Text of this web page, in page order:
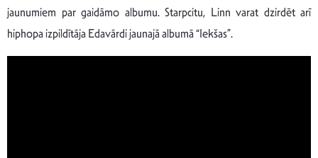
jaunumiem par gaidāmo albumu. Starpcitu, Linn varat dzirdēt arī
hiphopa izpildītāja Edavārdi jaunajā albumā “Iekšas”.